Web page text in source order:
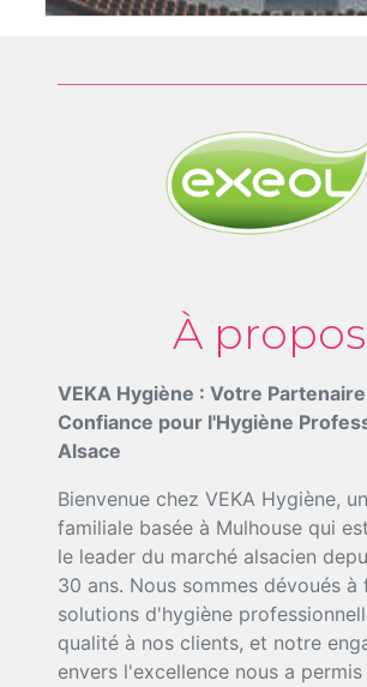
À propos
VEKA Hygiène : Votre
Confiance pour l'Hygiène
Alsace
Bienvenue chez VEKA Hygiène,
familiale basée à Mulhouse qui
le leader du marché alsacien
30 ans. Nous sommes dévoués à
solutions d'hygiène
qualité à nos clients, et notre
envers l'excellence nous a